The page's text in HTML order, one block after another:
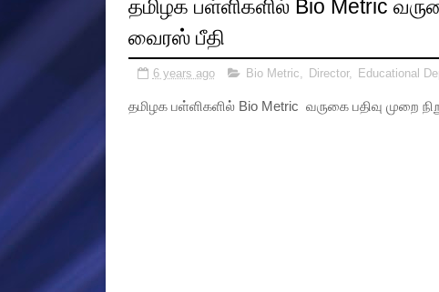
தமிழக பள்ளிகளில் Bio Metric
வைரஸ் பீதி
6 years ago Bio Metric, Director, Educational
தமிழக பள்ளிகளில் Bio Metric வருகை பதிவு முறை